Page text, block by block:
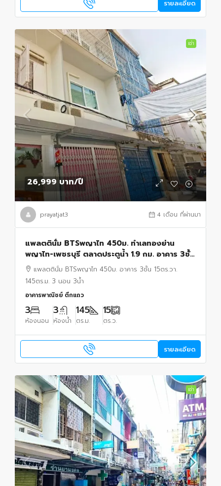
รายละเอียด
เช่า
26,999 บาท/ปี
prayatjat3 4 เดือน ที่ผ่านมา
แพลตตินั่ม BTSพญาไท 450ม. ทำเลทองย่าน
พญาไท-เพชรบุรี ตลาดประตูน้ำ 1.9 กม. อาคาร 3ชั้น
15ตร.วา. 145ตร.ม. 3 นอน 3น้ำ
แพลตตินั่ม BTSพญาไท 450ม. อาคาร 3ชั้น 15ตร.วา.
145ตร.ม. 3 นอน 3น้ำ
อาคารพาณิชย์ ตึกแถว
3
ห้องนอน
3
ห้องน้ำ
145
ตร.ม.
15
ตร.ว.
รายละเอียด
เช่า